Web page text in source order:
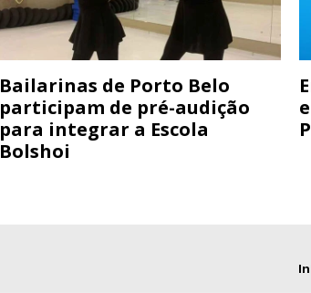
Bailarinas de Porto Belo
participam de pré-audição
para integrar a Escola
Bolshoi